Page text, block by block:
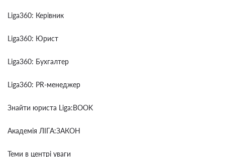
Liga360: Керівник
Liga360: Юрист
Liga360: Бухгалтер
Liga360: PR-менеджер
Знайти юриста Liga:BOOK
Академія ЛІГА:ЗАКОН
Теми в центрі уваги